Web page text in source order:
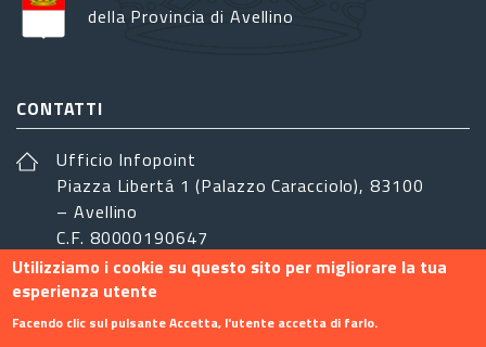
della Provincia di Avellino
CONTATTI
Ufficio Infopoint
Piazza Libertá 1 (Palazzo Caracciolo), 83100
– Avellino
C.F. 80000190647
sistemairpinia@provincia.avellino.it
SEGUICI
Utilizziamo i cookie su questo sito per migliorare la tua
esperienza utente
Facendo clic sul pulsante Accetta, l'utente accetta di farlo.